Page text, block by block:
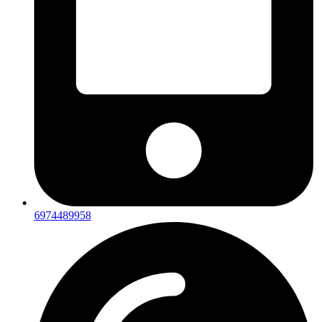
6974489958